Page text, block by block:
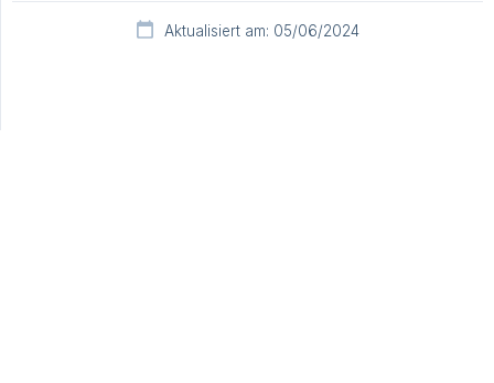
Aktualisiert am: 05/06/2024